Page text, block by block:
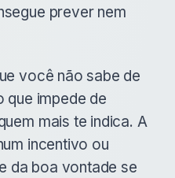
prever nem
você não sabe de
que impede de
mais te indica. A
incentivo ou
da boa vontade se